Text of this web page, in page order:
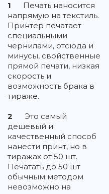
1
Печать наносится
напрямую на текстиль.
Принтер печатает
специальными
чернилами, отсюда и
минусы, свойственные
прямой печати, низкая
скорость и
возможность брака в
тираже.
2
Это самый
дешевый и
качественный способ
нанести принт, но в
тиражах от 50 шт.
Печатать до 50 шт
обычным методом
невозможно на